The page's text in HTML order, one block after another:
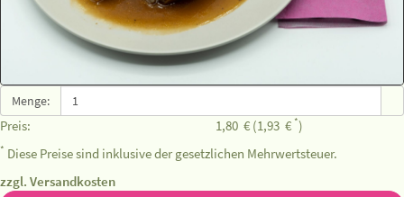
Menge:
Preis: 1,80 € (1,93 € *)
* Diese Preise sind inklusive der gesetzlichen Mehrwertsteuer.
zzgl. Versandkosten